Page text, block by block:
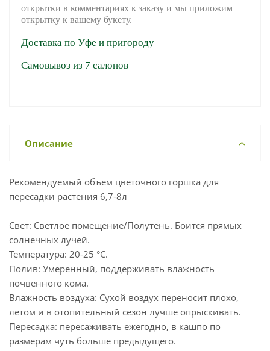
открытки в комментариях к заказу и мы приложим
открытку к вашему букету.
Доставка по Уфе и пригороду
Самовывоз из 7 салонов
Описание
Рекомендуемый объем цветочного горшка для
пересадки растения 6,7-8л
Свет: Светлое помещение/Полутень. Боится прямых
солнечных лучей.
Температура: 20-25 °С.
Полив: Умеренный, поддерживать влажность
почвенного кома.
Влажность воздуха: Сухой воздух переносит плохо,
летом и в отопительный сезон лучше опрыскивать.
Пересадка: пересаживать ежегодно, в кашпо по
размерам чуть больше предыдущего.